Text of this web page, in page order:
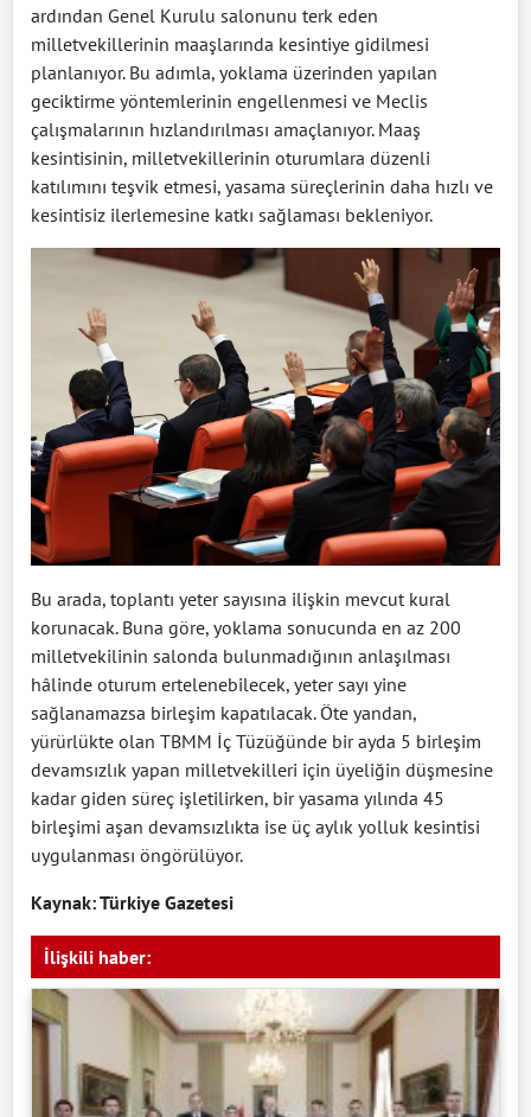
ardından Genel Kurulu salonunu terk eden
milletvekillerinin maaşlarında kesintiye gidilmesi
planlanıyor. Bu adımla, yoklama üzerinden yapılan
geciktirme yöntemlerinin engellenmesi ve Meclis
çalışmalarının hızlandırılması amaçlanıyor. Maaş
kesintisinin, milletvekillerinin oturumlara düzenli
katılımını teşvik etmesi, yasama süreçlerinin daha hızlı ve
kesintisiz ilerlemesine katkı sağlaması bekleniyor.
Bu arada, toplantı yeter sayısına ilişkin mevcut kural
korunacak. Buna göre, yoklama sonucunda en az 200
milletvekilinin salonda bulunmadığının anlaşılması
hâlinde oturum ertelenebilecek, yeter sayı yine
sağlanamazsa birleşim kapatılacak. Öte yandan,
yürürlükte olan TBMM İç Tüzüğünde bir ayda 5 birleşim
devamsızlık yapan milletvekilleri için üyeliğin düşmesine
kadar giden süreç işletilirken, bir yasama yılında 45
birleşimi aşan devamsızlıkta ise üç aylık yolluk kesintisi
uygulanması öngörülüyor.
Kaynak: Türkiye Gazetesi
İlişkili haber: